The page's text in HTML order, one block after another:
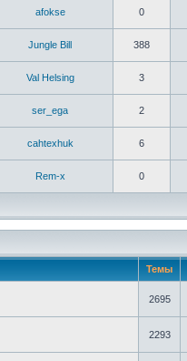
afokse 0
Jungle Bill 388
Val Helsing 3
ser_ega 2
cahtexhuk 6
Rem-x 0
Темы
2695
2293